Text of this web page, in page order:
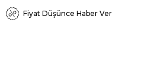
Fiyat Düşünce Haber Ver